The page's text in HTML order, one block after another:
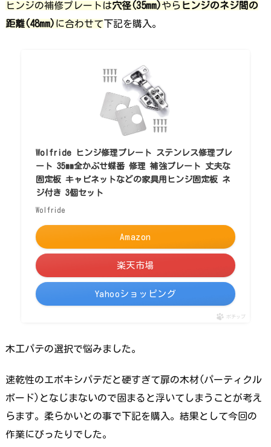
ヒンジの補修プレートは穴径(35mm)やら ヒンジのネジ間の
距離(48mm) に合わせて下記を購入。
Wolfride ヒンジ修理プレート ステンレス修理プレ
ート 35mm全かぶせ蝶番 修理 補強プレート 丈夫な
固定板 キャビネットなどの家具用ヒンジ固定板 ネ
ジ付き 3個セット
Wolfride
Amazon
楽天市場
Yahooショッピング
ポチップ
木工パテの選択で悩みました。
速乾性のエポキシパテだと硬すぎて扉の木材(パーティクル
ボード)となじまないので固まると浮いてしまうことが考え
らます。柔らかいとの事で下記を購入。結果として今回の
作業にぴったりでした。